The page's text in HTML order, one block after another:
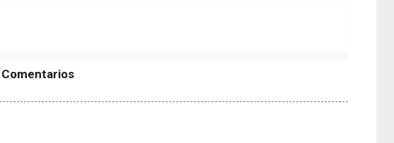
Comentarios